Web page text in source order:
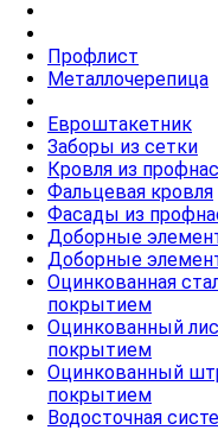
Профлист
Металлочерепица
Евроштакетник
Заборы из сетки
Кровля из
Фальцевая кровля
Фасады из
Доборные
Доборные
Оцинкованная
покрытием
Оцинкованный
покрытием
Оцинкованный
покрытием
Водосточная